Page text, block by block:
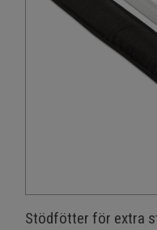
Stödfötter för extra